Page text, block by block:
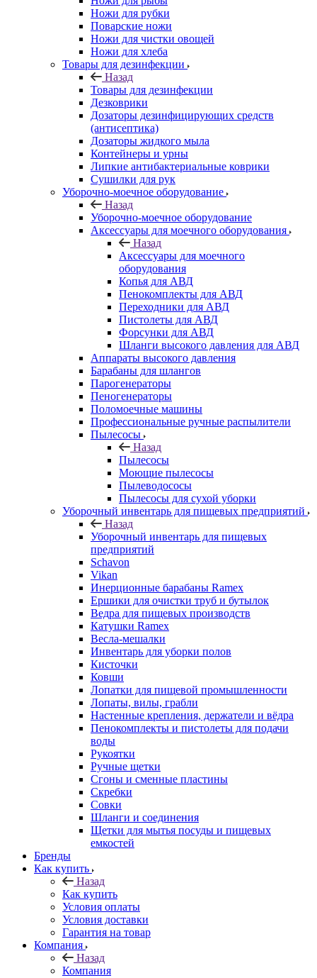
Ножи для рубки
Поварские ножи
Ножи для чистки овощей
Ножи для хлеба
Товары для дезинфекции
Назад
Товары для дезинфекции
Дезковрики
Дозаторы дезинфицирующих средств
(антисептика)
Дозаторы жидкого мыла
Контейнеры и урны
Липкие антибактериальные коврики
Сушилки для рук
Уборочно-моечное оборудование
Назад
Уборочно-моечное оборудование
Аксессуары для моечного оборудования
Назад
Аксессуары для моечного
оборудования
Копья для АВД
Пенокомплекты для АВД
Переходники для АВД
Пистолеты для АВД
Форсунки для АВД
Шланги высокого давления для АВД
Аппараты высокого давления
Барабаны для шлангов
Парогенераторы
Пеногенераторы
Поломоечные машины
Профессиональные ручные распылители
Пылесосы
Назад
Пылесосы
Моющие пылесосы
Пылеводососы
Пылесосы для сухой уборки
Уборочный инвентарь для пищевых предприятий
Назад
Уборочный инвентарь для пищевых
предприятий
Schavon
Vikan
Инерционные барабаны Ramex
Ершики для очистки труб и бутылок
Ведра для пищевых производств
Катушки Ramex
Весла-мешалки
Инвентарь для уборки полов
Кисточки
Ковши
Лопатки для пищевой промышленности
Лопаты, вилы, грабли
Настенные крепления, держатели и вёдра
Пенокомплекты и пистолеты для подачи
воды
Рукоятки
Ручные щетки
Сгоны и сменные пластины
Скребки
Совки
Шланги и соединения
Щетки для мытья посуды и пищевых
емкостей
Бренды
Как купить
Назад
Как купить
Условия оплаты
Условия доставки
Гарантия на товар
Компания
Назад
Компания